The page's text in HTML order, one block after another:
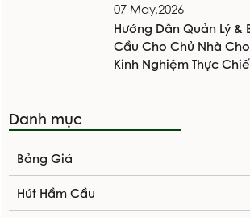
07 May,2026
Hướng Dẫn Quản Lý &
Cầu Cho Chủ Nhà
Kinh Nghiệm Thực
Danh mục
Bảng Giá
Hút Hầm Cầu